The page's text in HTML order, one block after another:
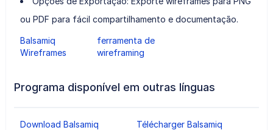
ou PDF para fácil compartilhamento e documentação.
Balsamiq
Wireframes
ferramenta de
wireframing
Programa disponível em outras línguas
Download Balsamiq
Télécharger Balsamiq